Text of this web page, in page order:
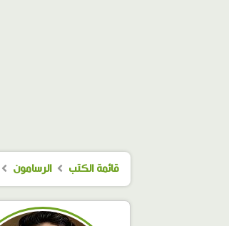
قائمة الكتب الرسامون